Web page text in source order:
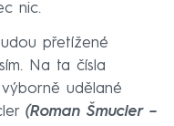
nic.
přetížené
Na ta čísla
udělané
(Roman Šmucler –